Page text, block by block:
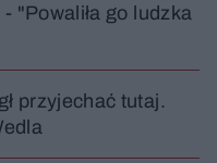
"Powaliła go ludzka
przyjechać tutaj.